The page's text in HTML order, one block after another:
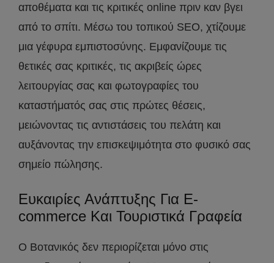
αποθέματα και τις κριτικές online πριν καν βγει
από το σπίτι. Μέσω του τοπικού SEO, χτίζουμε
μια γέφυρα εμπιστοσύνης. Εμφανίζουμε τις
θετικές σας κριτικές, τις ακριβείς ώρες
λειτουργίας σας και φωτογραφίες του
καταστήματός σας στις πρώτες θέσεις,
μειώνοντας τις αντιστάσεις του πελάτη και
αυξάνοντας την επισκεψιμότητα στο φυσικό σας
σημείο πώλησης.
Ευκαιρίες Ανάπτυξης Για E-
commerce Και Τουριστικά Γραφεία
Ο Βοτανικός δεν περιορίζεται μόνο στις